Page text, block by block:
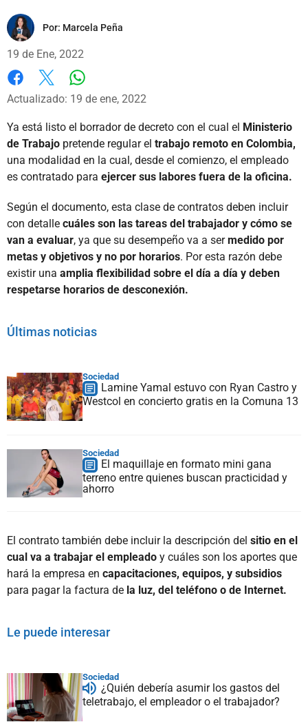
Por: Marcela Peña
19 de Ene, 2022
Facebook
X
Actualizado: 19 de ene, 2022
Ya está listo el borrador de decreto con el cual el Ministerio
de Trabajo pretende regular el trabajo remoto en Colombia,
una modalidad en la cual, desde el comienzo, el empleado
es contratado para ejercer sus labores fuera de la oficina.
Según el documento, esta clase de contratos deben incluir
con detalle cuáles son las tareas del trabajador y cómo se
van a evaluar, ya que su desempeño va a sermedido por
metas y objetivos y no por horarios. Por esta razón debe
existir una amplia flexibilidad sobre el día a día y deben
respetarse horarios de desconexión.
Últimas noticias
Sociedad
Lamine Yamal estuvo con Ryan Castro y
Westcol en concierto gratis en la Comuna 13
Sociedad
El maquillaje en formato mini gana
terreno entre quienes buscan practicidad y
ahorro
El contrato también debe incluir la descripción del sitio en el
cual va a trabajar el empleado y cuáles son los aportes que
hará la empresa en capacitaciones, equipos, y subsidios
para pagar la factura de la luz, del teléfono o de Internet.
Le puede interesar
Sociedad
¿Quién debería asumir los gastos del
teletrabajo, el empleador o el trabajador?